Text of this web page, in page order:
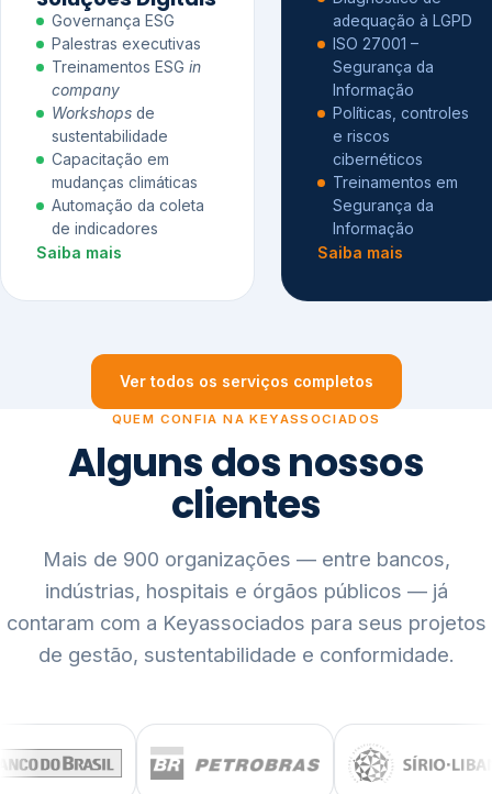
Governança ESG
Palestras executivas
Treinamentos ESG in
company
Workshops de
sustentabilidade
Capacitação em
mudanças climáticas
Automação da coleta
de indicadores
Saiba mais
adequação à LGPD
ISO 27001 –
Segurança da
Informação
Políticas, controles
e riscos
cibernéticos
Treinamentos em
Segurança da
Informação
Saiba mais
Ver todos os serviços completos
QUEM CONFIA NA KEYASSOCIADOS
Alguns dos nossos
clientes
Mais de 900 organizações — entre bancos,
indústrias, hospitais e órgãos públicos — já
contaram com a Keyassociados para seus projetos
de gestão, sustentabilidade e conformidade.